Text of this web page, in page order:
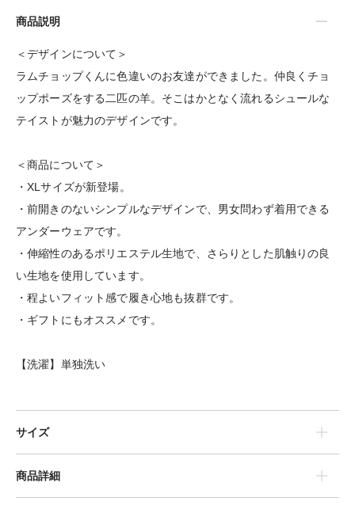
商品説明
＜デザインについて＞
ラムチョップくんに色違いのお友達ができました。仲良くチョ
ップポーズをする二匹の羊。そこはかとなく流れるシュールな
テイストが魅力のデザインです。
＜商品について＞
・XLサイズが新登場。
・前開きのないシンプルなデザインで、男女問わず着用できる
アンダーウェアです。
・伸縮性のあるポリエステル生地で、さらりとした肌触りの良
い生地を使用しています。
・程よいフィット感で履き心地も抜群です。
・ギフトにもオススメです。
【洗濯】単独洗い
サイズ
商品詳細